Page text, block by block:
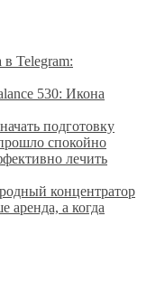
Telegram:
530: Икона
подготовку
спокойно
лечить
концентратор
аренда, а когда